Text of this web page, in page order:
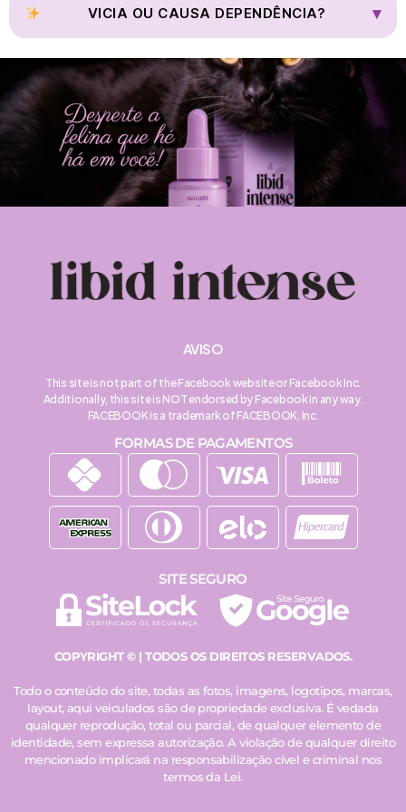
respeitar a privacidade da mulher.
VICIA OU CAUSA DEPENDÊNCIA? ▾
forma consciente como aliado do bem-estar feminino.
AVISO
This site is not part of the Facebook website or Facebook Inc.
Additionally, this site is NOT endorsed by Facebook in any way.
FACEBOOK is a trademark of FACEBOOK, Inc.
FORMAS DE PAGAMENTOS
SITE SEGURO
COPYRIGHT © | TODOS OS DIREITOS RESERVADOS.
Todo o conteúdo do site, todas as fotos, imagens, logotipos, marcas,
layout, aqui veiculados são de propriedade exclusiva. É vedada
qualquer reprodução, total ou parcial, de qualquer elemento de
identidade, sem expressa autorização. A violação de qualquer direito
mencionado implicará na responsabilização cível e criminal nos
termos da Lei.